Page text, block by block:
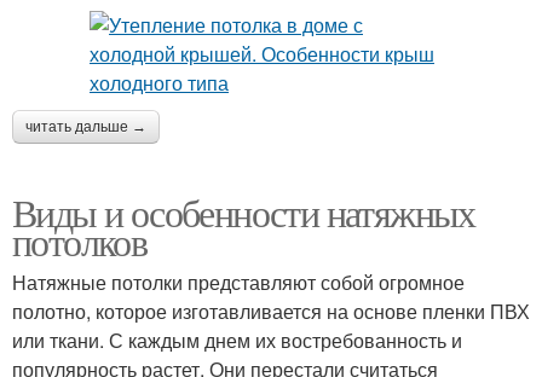
читать дальше →
Виды и особенности натяжных
потолков
Натяжные потолки представляют собой огромное
полотно, которое изготавливается на основе пленки ПВХ
или ткани. С каждым днем их востребованность и
популярность растет. Они перестали считаться